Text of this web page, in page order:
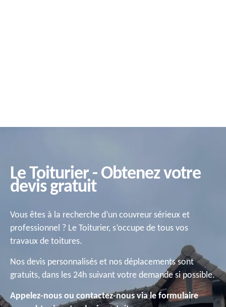
Le Toiturier - Obtenez votre
devis gratuit
Vous êtes à la recherche d’un couvreur sérieux et
professionnel ? Le Toiturier, s’occupe de tous vos
travaux de toitures.
Nos devis personnalisés et nos déplacements sont
gratuits, dans les 24h suivant votre demande si possible.
Appelez-nous ou contactez-nous via le formulaire